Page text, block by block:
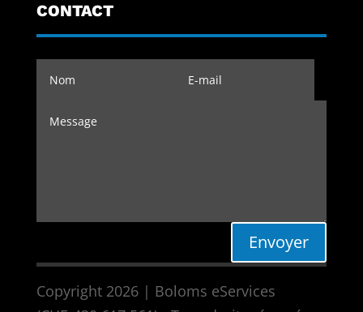
CONTACT
Envoyer
Copyright 2026 | Boloms eServices